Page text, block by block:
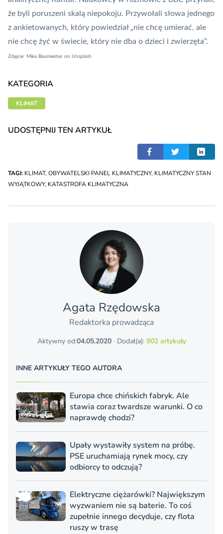
że byli poruszeni skalą niepokoju. Przywołali słowa jednego
z ankietowanych, który powiedział „nie chcę umierać, ale
nie chcę żyć w świecie, który nie dba o dzieci i zwierzęta”.
Zdjęcie: Mika Baumeister on Unsplash
KATEGORIA
KLIMAT
UDOSTĘPNIJ TEN ARTYKUŁ
TAGI: KLIMAT, OBYWATELSKI PANEL KLIMATYCZNY, KLIMATYCZNY STAN
WYJĄTKOWY, KATASTROFA KLIMATYCZNA
Agata Rzędowska
Redaktorka prowadząca
Aktywny od:04.05.2020· Dodał(a): 902 artykuły
INNE ARTYKUŁY TEGO AUTORA
Europa chce chińskich fabryk. Ale
stawia coraz twardsze warunki. O co
naprawdę chodzi?
Upały wystawiły system na próbę.
PSE uruchamiają rynek mocy, czy
odbiorcy to odczują?
Elektryczne ciężarówki? Największym
wyzwaniem nie są baterie. To coś
zupełnie innego decyduje, czy flota
ruszy w trasę